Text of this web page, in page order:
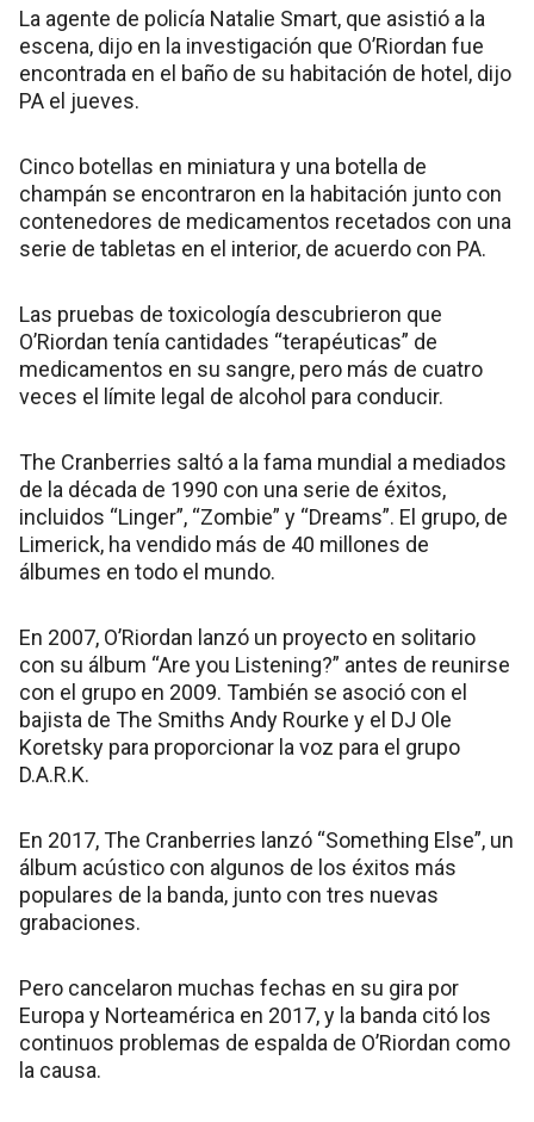
La agente de policía Natalie Smart, que asistió a la
escena, dijo en la investigación que O’Riordan fue
encontrada en el baño de su habitación de hotel, dijo
PA el jueves.
Cinco botellas en miniatura y una botella de
champán se encontraron en la habitación junto con
contenedores de medicamentos recetados con una
serie de tabletas en el interior, de acuerdo con PA.
Las pruebas de toxicología descubrieron que
O’Riordan tenía cantidades “terapéuticas” de
medicamentos en su sangre, pero más de cuatro
veces el límite legal de alcohol para conducir.
The Cranberries saltó a la fama mundial a mediados
de la década de 1990 con una serie de éxitos,
incluidos “Linger”, “Zombie” y “Dreams”. El grupo, de
Limerick, ha vendido más de 40 millones de
álbumes en todo el mundo.
En 2007, O’Riordan lanzó un proyecto en solitario
con su álbum “Are you Listening?” antes de reunirse
con el grupo en 2009. También se asoció con el
bajista de The Smiths Andy Rourke y el DJ Ole
Koretsky para proporcionar la voz para el grupo
D.A.R.K.
En 2017, The Cranberries lanzó “Something Else”, un
álbum acústico con algunos de los éxitos más
populares de la banda, junto con tres nuevas
grabaciones.
Pero cancelaron muchas fechas en su gira por
Europa y Norteamérica en 2017, y la banda citó los
continuos problemas de espalda de O’Riordan como
la causa.